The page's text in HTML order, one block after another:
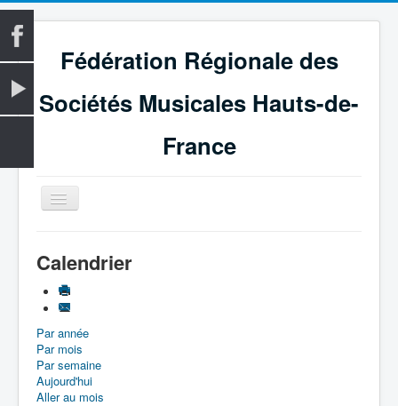
Fédération Régionale des
Sociétés Musicales Hauts-de-
France
Basculer
la
La Fédération
Vie fédérale
Examens
Le Magazine
Les Médailles
Calendrier
Par année
Par mois
Par semaine
Aujourd'hui
Aller au mois